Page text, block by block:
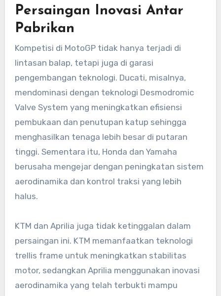
Persaingan Inovasi Antar
Pabrikan
Kompetisi di MotoGP tidak hanya terjadi di
lintasan balap, tetapi juga di garasi
pengembangan teknologi. Ducati, misalnya,
mendominasi dengan teknologi Desmodromic
Valve System yang meningkatkan efisiensi
pembukaan dan penutupan katup sehingga
menghasilkan tenaga lebih besar di putaran
tinggi. Sementara itu, Honda dan Yamaha
berusaha mengejar dengan peningkatan sistem
aerodinamika dan kontrol traksi yang lebih
halus.
KTM dan Aprilia juga tidak ketinggalan dalam
persaingan ini. KTM memanfaatkan teknologi
trellis frame untuk meningkatkan stabilitas
motor, sedangkan Aprilia menggunakan inovasi
aerodinamika yang telah terbukti mampu